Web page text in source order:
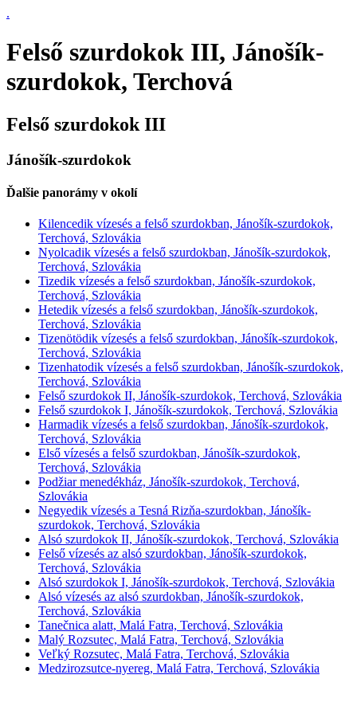
.
Felső szurdokok III, Jánošík-
szurdokok, Terchová
Felső szurdokok III
Jánošík-szurdokok
Ďalšie panorámy v okolí
Kilencedik vízesés a felső szurdokban, Jánošík-szurdokok,
Terchová, Szlovákia
Nyolcadik vízesés a felső szurdokban, Jánošík-szurdokok,
Terchová, Szlovákia
Tizedik vízesés a felső szurdokban, Jánošík-szurdokok,
Terchová, Szlovákia
Hetedik vízesés a felső szurdokban, Jánošík-szurdokok,
Terchová, Szlovákia
Tizenötödik vízesés a felső szurdokban, Jánošík-szurdokok,
Terchová, Szlovákia
Tizenhatodik vízesés a felső szurdokban, Jánošík-szurdokok,
Terchová, Szlovákia
Felső szurdokok II, Jánošík-szurdokok, Terchová, Szlovákia
Felső szurdokok I, Jánošík-szurdokok, Terchová, Szlovákia
Harmadik vízesés a felső szurdokban, Jánošík-szurdokok,
Terchová, Szlovákia
Első vízesés a felső szurdokban, Jánošík-szurdokok,
Terchová, Szlovákia
Podžiar menedékház, Jánošík-szurdokok, Terchová,
Szlovákia
Negyedik vízesés a Tesná Rizňa-szurdokban, Jánošík-
szurdokok, Terchová, Szlovákia
Alsó szurdokok II, Jánošík-szurdokok, Terchová, Szlovákia
Felső vízesés az alsó szurdokban, Jánošík-szurdokok,
Terchová, Szlovákia
Alsó szurdokok I, Jánošík-szurdokok, Terchová, Szlovákia
Alsó vízesés az alsó szurdokban, Jánošík-szurdokok,
Terchová, Szlovákia
Tanečnica alatt, Malá Fatra, Terchová, Szlovákia
Malý Rozsutec, Malá Fatra, Terchová, Szlovákia
Veľký Rozsutec, Malá Fatra, Terchová, Szlovákia
Medzirozsutce-nyereg, Malá Fatra, Terchová, Szlovákia